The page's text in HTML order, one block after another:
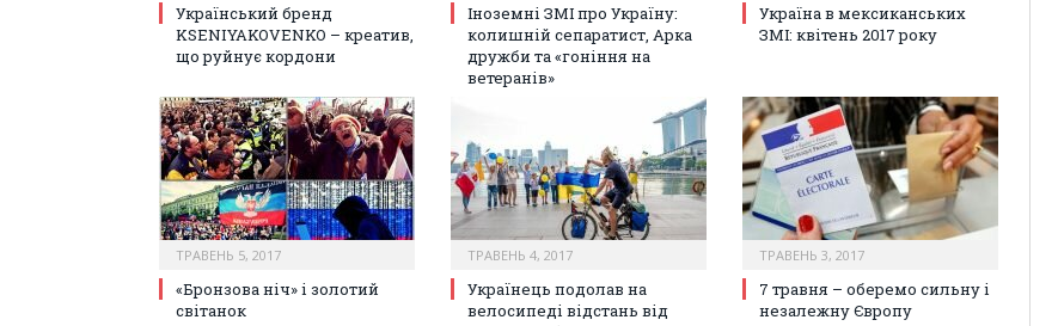
Український бренд
KSENIYAKOVENKO – креатив,
що руйнує кордони
Іноземні ЗМІ про Україну:
колишній сепаратист, Арка
дружби та «гоніння на
ветеранів»
Україна в мексиканських
ЗМІ: квітень 2017 року
ТРАВЕНЬ 5, 2017
«Бронзова ніч» і золотий
світанок
ТРАВЕНЬ 4, 2017
Українець подолав на
велосипеді відстань від
ТРАВЕНЬ 3, 2017
7 травня – оберемо сильну і
незалежну Європу